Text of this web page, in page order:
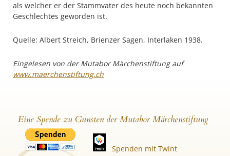
als welcher er der Stammvater des heute noch bekannten
Geschlechtes geworden ist.
Quelle: Albert Streich, Brienzer Sagen, Interlaken 1938.
Eingelesen von der Mutabor Märchenstiftung auf
www.maerchenstiftung.ch
Eine Spende zu Gunsten der Mutabor Märchenstiftung
Spenden mit Twint